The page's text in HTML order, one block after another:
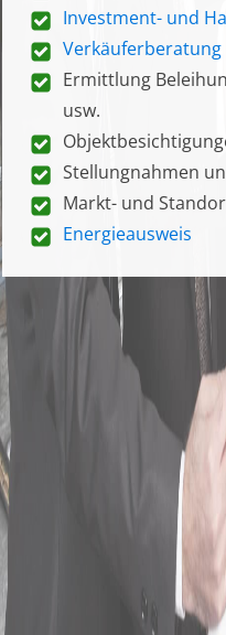
Investment- und
Verkäuferberatung
Ermittlung
usw.
Stellungnahmen
Markt- und
Energieausweis